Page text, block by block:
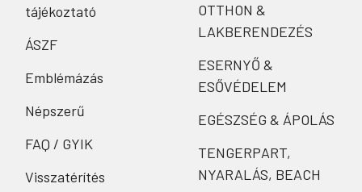
tájékoztató
ÁSZF
Emblémázás
Népszerű
FAQ / GYIK
Visszatérítés
OTTHON &
LAKBERENDEZÉS
ESERNYŐ &
ESŐVÉDELEM
EGÉSZSÉG & ÁPOLÁS
TENGERPART,
NYARALÁS, BEACH